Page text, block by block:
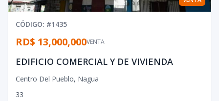
CÓDIGO: #1435
VENTA
RD$ 13,000,000
EDIFICIO COMERCIAL Y DE VIVIENDA
Centro Del Pueblo, Nagua
33